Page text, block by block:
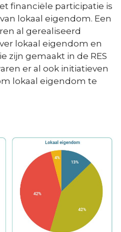
financiële participatie is
lokaal eigendom. Een
al gerealiseerd
lokaal eigendom en
zijn gemaakt in de RES
er al ook initiatieven
lokaal eigendom te